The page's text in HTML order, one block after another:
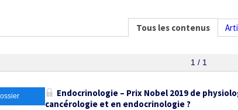
Tous les contenus
1 / 1
Endocrinologie – Prix Nobel 2019 de
cancérologie et en endocrinologie ?